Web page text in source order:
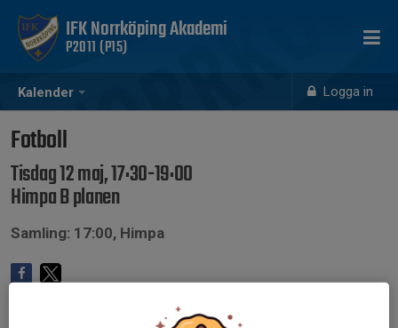
Kalender Logga in
IFK Norrköping Akademi
P2011 (P15)
Fotboll
Tisdag 12 maj, 17:30-19:00
Himpa B planen
Samling: 17:00, Himpa